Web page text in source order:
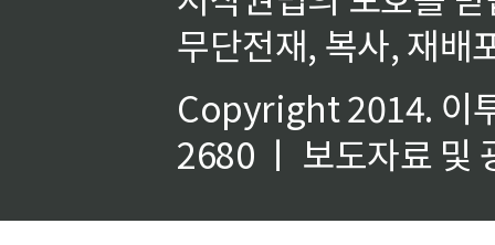
무단전재, 복사, 재배
Copyright 2014. 이
2680 ㅣ 보도자료